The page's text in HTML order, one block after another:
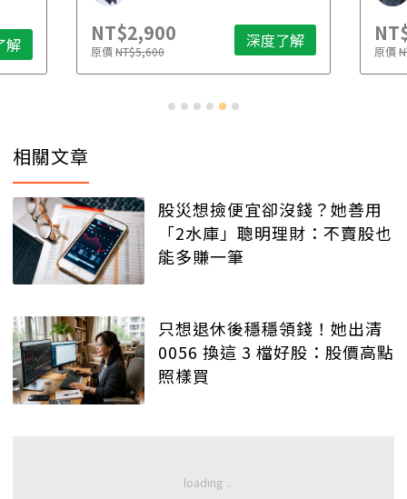
解 NT$2,900
原價NT$5,600 深度了解 原價
相關文章
股災想撿便宜卻沒錢？她善用
「2水庫」聰明理財：不賣股也
能多賺一筆
只想退休後穩穩領錢！她出清
0056 換這 3 檔好股：股價高點
照樣買